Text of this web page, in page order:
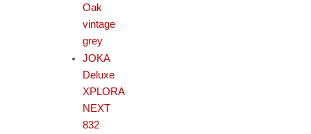
Oak
vintage
grey
JOKA
Deluxe
XPLORA
NEXT
832